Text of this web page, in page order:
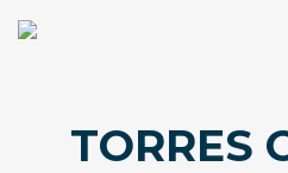
TORRES